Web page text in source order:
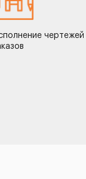
чертежей